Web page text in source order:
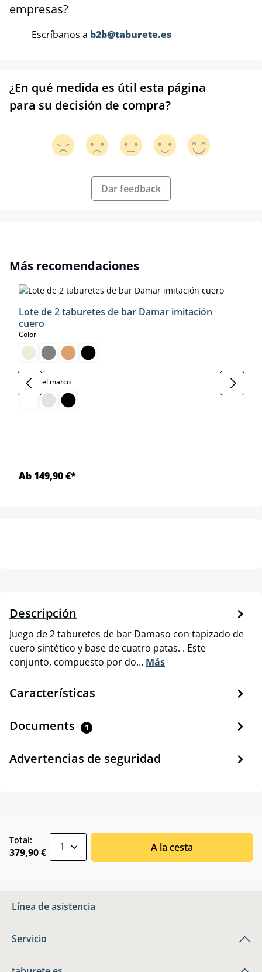
empresas?
Escríbanos a b2b@taburete.es
¿En qué medida es útil esta página
para su decisión de compra?
Dar feedback
Omitir la galería de productos
Más recomendaciones
Lote de 2 taburetes de bar Damar imitación
cuero
Colorselect
Color del marcoselect
Ab 149,90 €*
Descripción
Juego de 2 taburetes de bar Damaso con tapizado de
cuero sintético y base de cuatro patas. . Este
conjunto, compuesto por do… Más
Características
Documents 1
Advertencias de seguridad
Total:
379,90 € A la cesta
Línea de asistencia
Servicio